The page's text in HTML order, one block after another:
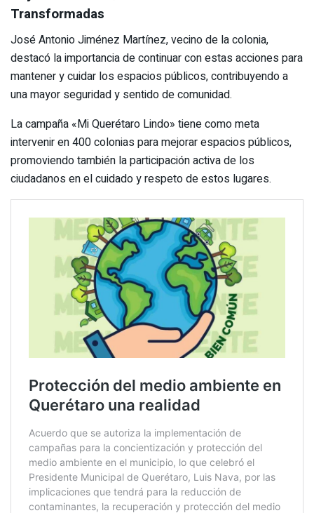
Transformadas
José Antonio Jiménez Martínez, vecino de la colonia,
destacó la importancia de continuar con estas acciones para
mantener y cuidar los espacios públicos, contribuyendo a
una mayor seguridad y sentido de comunidad.
La campaña «Mi Querétaro Lindo» tiene como meta
intervenir en 400 colonias para mejorar espacios públicos,
promoviendo también la participación activa de los
ciudadanos en el cuidado y respeto de estos lugares.